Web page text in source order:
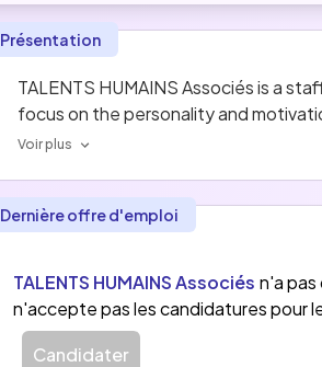
Présentation
TALENTS HUMAINS Associés is a
focus on the personality and
Voir plus
Dernière offre d'emploi
TALENTS HUMAINS Associés n'a
n'accepte pas les candidatures pour
Candidater